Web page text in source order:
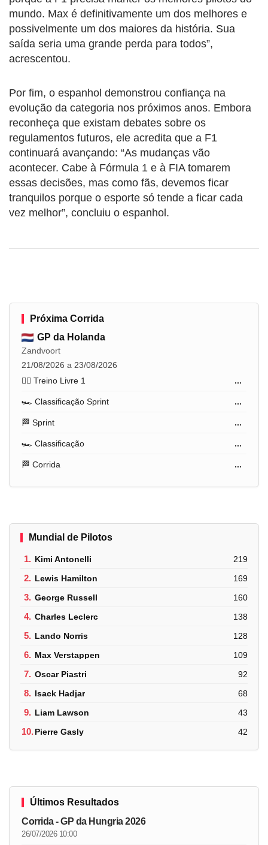
mundo. Max é definitivamente um dos melhores e
possivelmente um dos maiores da história. Sua
saída seria uma grande perda para todos”,
acrescentou.
Por fim, o espanhol demonstrou confiança na
evolução da categoria nos próximos anos. Embora
reconheça que existam debates sobre os
regulamentos futuros, ele acredita que a F1
continuará avançando: “As mudanças vão
acontecer. Cabe à Fórmula 1 e à FIA tomarem
essas decisões, mas como fãs, devemos ficar
tranquilos porque o esporte só tende a ficar cada
vez melhor”, concluiu o espanhol.
Próxima Corrida
GP da Holanda
Zandvoort
21/08/2026 a 23/08/2026
🏋️‍♂️ Treino Livre 1
...
🏎️ Classificação Sprint ...
🏁 Sprint ...
🏎️ Classificação ...
🏁 Corrida ...
Mundial de Pilotos
1. Kimi Antonelli 219
2. Lewis Hamilton 169
3. George Russell 160
4. Charles Leclerc 138
5. Lando Norris 128
6. Max Verstappen 109
7. Oscar Piastri 92
8. Isack Hadjar 68
9. Liam Lawson 43
10.Pierre Gasly 42
Últimos Resultados
Corrida - GP da Hungria 2026
26/07/2026 10:00